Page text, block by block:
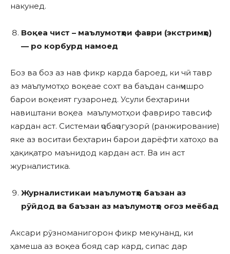
накунед.
Воқеа чист – маълумотҳои фаври (экстримҳо)
— ро корбурд намоед
Боз ва боз аз нав фикр карда бароед, ки чӣ тавр
аз маълумотҳо воқеае сохт ва баъдан санҷишро
барои воқеият гузаронед. Усули беҳтарини
навиштани воқеа маълумотҳои фавриро тавсиф
кардан аст. Системаи ҷобаҷогузорӣ (ранжирование)
яке аз воситаи беҳтарин барои дарёфти хатоҳо ва
ҳақиқатро маънидод кардан аст. Ва ин аст
журналистика.
Журналистикаи маълумотҳо баъзан аз
рӯйдод ва баъзан аз маълумотҳо оғоз меёбад
Аксари рӯзноманигорон фикр мекунанд, ки
ҳамеша аз воқеа бояд сар кард, сипас дар